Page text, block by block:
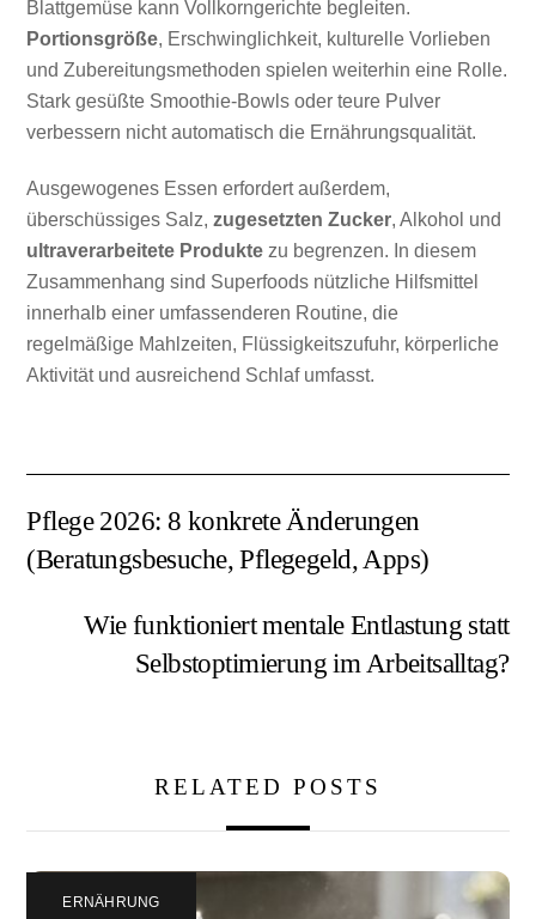
Blattgemüse kann Vollkorngerichte begleiten.
Portionsgröße, Erschwinglichkeit, kulturelle Vorlieben
und Zubereitungsmethoden spielen weiterhin eine Rolle.
Stark gesüßte Smoothie-Bowls oder teure Pulver
verbessern nicht automatisch die Ernährungsqualität.
Ausgewogenes Essen erfordert außerdem,
überschüssiges Salz,zugesetzten Zucker, Alkohol und
ultraverarbeitete Produkte zu begrenzen. In diesem
Zusammenhang sind Superfoods nützliche Hilfsmittel
innerhalb einer umfassenderen Routine, die
regelmäßige Mahlzeiten, Flüssigkeitszufuhr, körperliche
Aktivität und ausreichend Schlaf umfasst.
Pflege 2026: 8 konkrete Änderungen
(Beratungsbesuche, Pflegegeld, Apps)
Wie funktioniert mentale Entlastung statt
Selbstoptimierung im Arbeitsalltag?
RELATED POSTS
ERNÄHRUNG